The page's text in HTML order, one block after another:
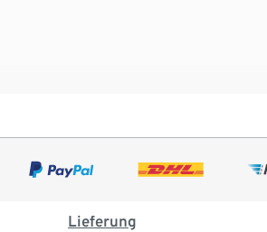
Lieferung